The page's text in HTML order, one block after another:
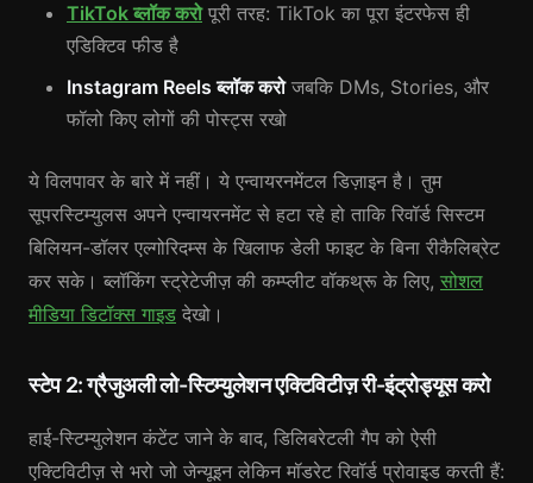
TikTok ब्लॉक करोपूरी तरह: TikTok का पूरा इंटरफेस ही
एडिक्टिव फीड है
Instagram Reels ब्लॉक करोजबकि DMs, Stories, और
फॉलो किए लोगों की पोस्ट्स रखो
ये विलपावर के बारे में नहीं। ये एन्वायरनमेंटल डिज़ाइन है। तुम
सूपरस्टिम्युलस अपने एन्वायरनमेंट से हटा रहे हो ताकि रिवॉर्ड सिस्टम
बिलियन-डॉलर एल्गोरिदम्स के खिलाफ डेली फाइट के बिना रीकैलिब्रेट
कर सके। ब्लॉकिंग स्ट्रेटेजीज़ की कम्प्लीट वॉकथ्रू के लिए, सोशल
मीडिया डिटॉक्स गाइड देखो।
स्टेप 2: ग्रैजुअली लो-स्टिम्युलेशन एक्टिविटीज़ री-इंट्रोड्यूस करो
हाई-स्टिम्युलेशन कंटेंट जाने के बाद, डिलिबरेटली गैप को ऐसी
एक्टिविटीज़ से भरो जो जेन्यूइन लेकिन मॉडरेट रिवॉर्ड प्रोवाइड करती हैं: